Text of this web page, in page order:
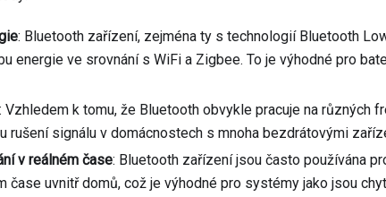
: Bluetooth zařízení, zejména ty s technologií Bluetooth
energie ve srovnání s WiFi a Zigbee. To je výhodné pro
: Vzhledem k tomu, že Bluetooth obvykle pracuje na různých
rušení signálu v domácnostech s mnoha bezdrátovými
v reálném čase: Bluetooth zařízení jsou často používána
čase uvnitř domů, což je výhodné pro systémy jako jsou